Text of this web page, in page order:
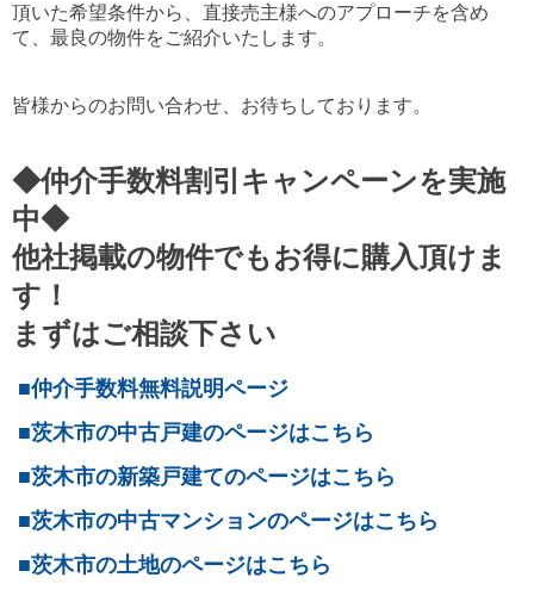
頂いた希望条件から、直接売主様へのアプローチを含め
て、最良の物件をご紹介いたします。
皆様からのお問い合わせ、お待ちしております。
◆仲介手数料割引キャンペーンを実施
中◆
他社掲載の物件でもお得に購入頂けま
す！
まずはご相談下さい
■仲介手数料無料説明ページ
■茨木市の中古戸建のページはこちら
■茨木市の新築戸建てのページはこちら
■茨木市の中古マンションのページはこちら
■茨木市の土地のページはこちら